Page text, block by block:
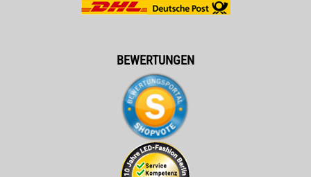
BEWERTUNGEN